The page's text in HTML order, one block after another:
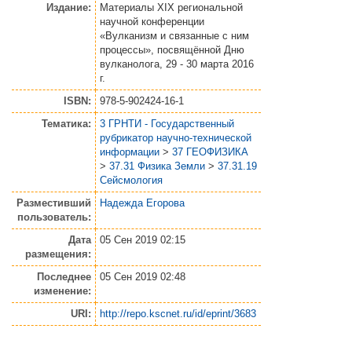
Издание:
Материалы XIX региональной
научной конференции
«Вулканизм и связанные с ним
процессы», посвящённой Дню
вулканолога, 29 - 30 марта 2016
г.
ISBN:
978-5-902424-16-1
Тематика:
3 ГРНТИ - Государственный
рубрикатор научно-технической
информации > 37 ГЕОФИЗИКА
> 37.31 Физика Земли > 37.31.19
Сейсмология
Разместивший
пользователь:
Надежда Егорова
Дата
размещения:
05 Сен 2019 02:15
Последнее
изменение:
05 Сен 2019 02:48
URI: http://repo.kscnet.ru/id/eprint/3683